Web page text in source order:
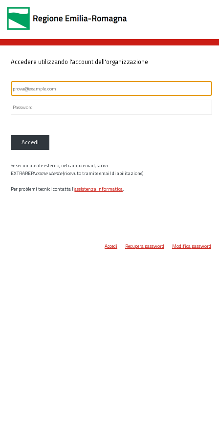
Accedere utilizzando l'account dell'organizzazione
Accedi
Se sei un utente esterno, nel campo email, scrivi
EXTRARER\nome utente(ricevuto tramite email di abilitazione)
Per problemi tecnici contatta l’assistenza informatica.
Accedi Recupera password Modifica password